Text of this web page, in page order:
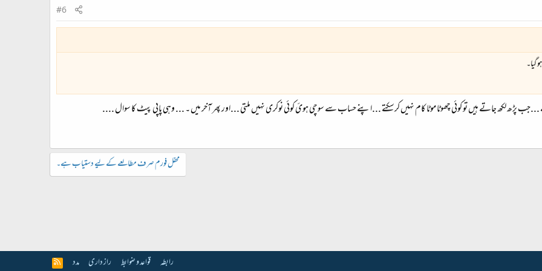
#6
گیا۔
لکھ جاتے ہیں تو کوئی چھوٹا موٹا کام نہیں کرسکتے ...اپنے حساب سے سوچی ہوئ کوئی نوکری نہیں ملتی ...اور پھر آخر میں ۔ ... وہی پاپی پیٹ کا سوال ....
محفل فورم صرف مطالعے کے لیے دستیاب ہے۔
رابطہ قواعد و ضوابط راز داری مدد
R